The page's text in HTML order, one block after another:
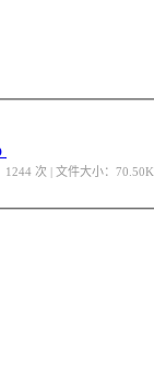
01 | 下载次数：1244 次 | 文件大小：70.50K